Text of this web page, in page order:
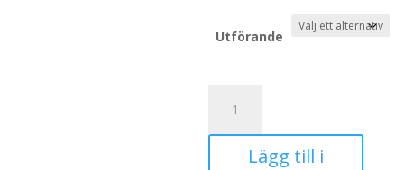
till
Utförande
arktisk
kust
Lägg till i